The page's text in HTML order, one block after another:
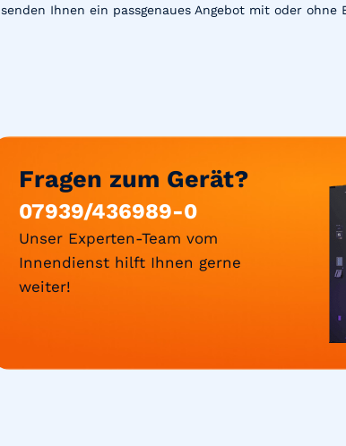
senden Ihnen ein passgenaues Angebot mit oder ohne
Fragen zum Gerät?
07939/436989-0
Unser Experten-Team vom
Innendienst hilft Ihnen gerne
weiter!